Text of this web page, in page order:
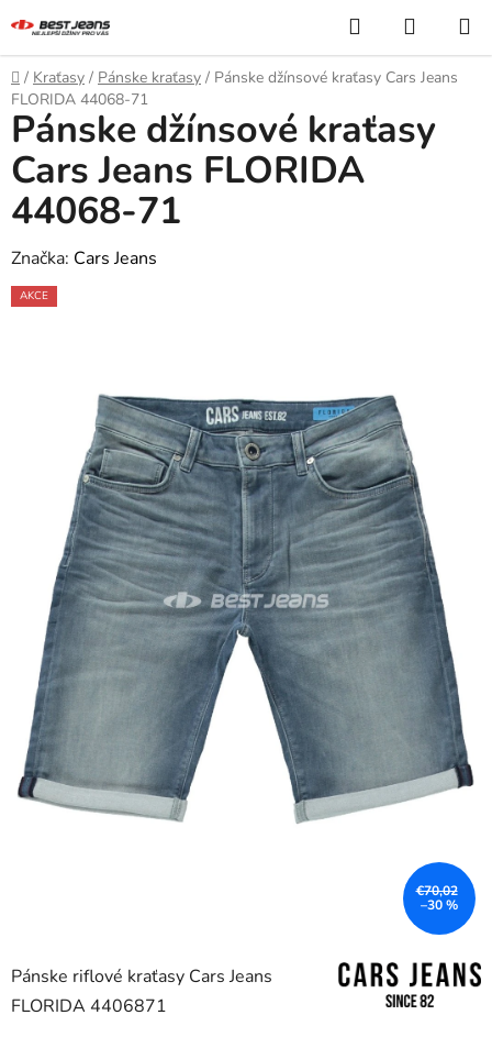
na
obsah
Hľadať
KOŠÍK
Domov
/ Kraťasy / Pánske kraťasy / Pánske džínsové kraťasy Cars Jeans
FLORIDA 44068-71
Pánske riflové kraťasy Cars Jeans
FLORIDA 4406871
Pánske džínsové kraťasy
Cars Jeans FLORIDA
44068-71
Značka: Cars Jeans
AKCE
€70,02
–30 %